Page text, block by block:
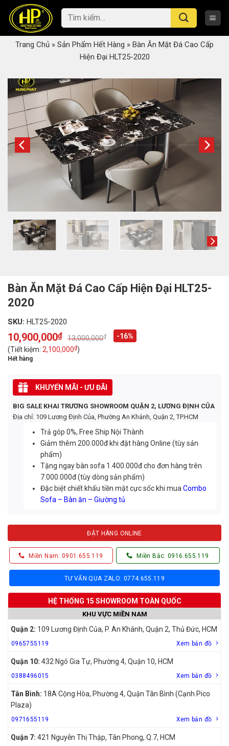
content
Tìm
kiếm:
Trang Chủ » Sản Phẩm Hết Hàng » Bàn Ăn Mặt Đá Cao Cấp
Hiện Đại HLT25-2020
Bàn Ăn Mặt Đá Cao Cấp Hiện Đại HLT25-
2020
SKU: HLT25-2020
13,000,000₫
Original
price
was:
13,000,000₫.
10,900,000₫
Current
price
is:
10,900,000₫.
-16%
(Tiết kiệm: 2,100,000₫)
Hết hàng
KHUYẾN MÃI - ƯU ĐÃI
BIG SALE KHAI TRƯƠNG SHOWROOM QUẬN 2, LƯƠNG ĐỊNH CỦA
Địa chỉ: 109 Lương Định Của, Phường An Khánh, Quận 2, TP.HCM
Trả góp 0%, Free Ship Nội Thành
Giảm thêm 200.000đ khi đặt hàng Online (tùy sản
phẩm)
Tặng ngay bàn sofa 1.400.000đ cho đơn hàng trên
7.000.000đ (tùy dòng sản phẩm)
Đặc biệt chiết khấu tiền mặt cực sốc khi muaCombo
Sofa – Bàn ăn – Giường tủ
ĐẶT HÀNG ONLINE
Miền Nam: 0901.655.119 Miền Bắc: 0916.655.119
TƯ VẤN QUA ZALO: 0774.655.119
HỆ THỐNG 15 SHOWROOM TOÀN QUỐC
KHU VỰC MIỀN NAM
Quận 2: 109 Lương Định Của, P. An Khánh, Quận 2, Thủ Đức, HCM
0965755119 Xem bản đồ
Quận 10: 432 Ngô Gia Tự, Phường 4, Quận 10, HCM
0388496015 Xem bản đồ
Tân Bình: 18A Cộng Hòa, Phường 4, Quận Tân Bình (Cạnh Pico
Plaza)
0971655119 Xem bản đồ
Quận 7: 421 Nguyễn Thị Thập, Tân Phong, Q.7, HCM